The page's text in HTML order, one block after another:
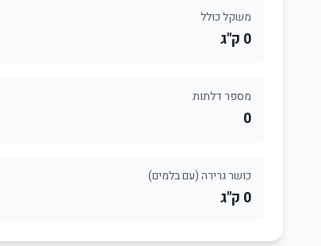
משקל כולל
0 ק"ג
מספר דלתות
0
כושר גרירה (עם בלמים)
0 ק"ג